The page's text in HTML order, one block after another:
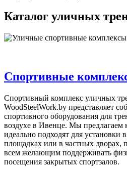
Каталог уличных
Спортивные
Спортивный комплекс уличных
WoodSteelWork.by представляет
спортивного оборудования для
воздухе в Ивенце. Мы предлагаем
идеально подходят для установки
площадках или в частных дворах,
всем желающим поддерживать
посещения закрытых спортзалов.